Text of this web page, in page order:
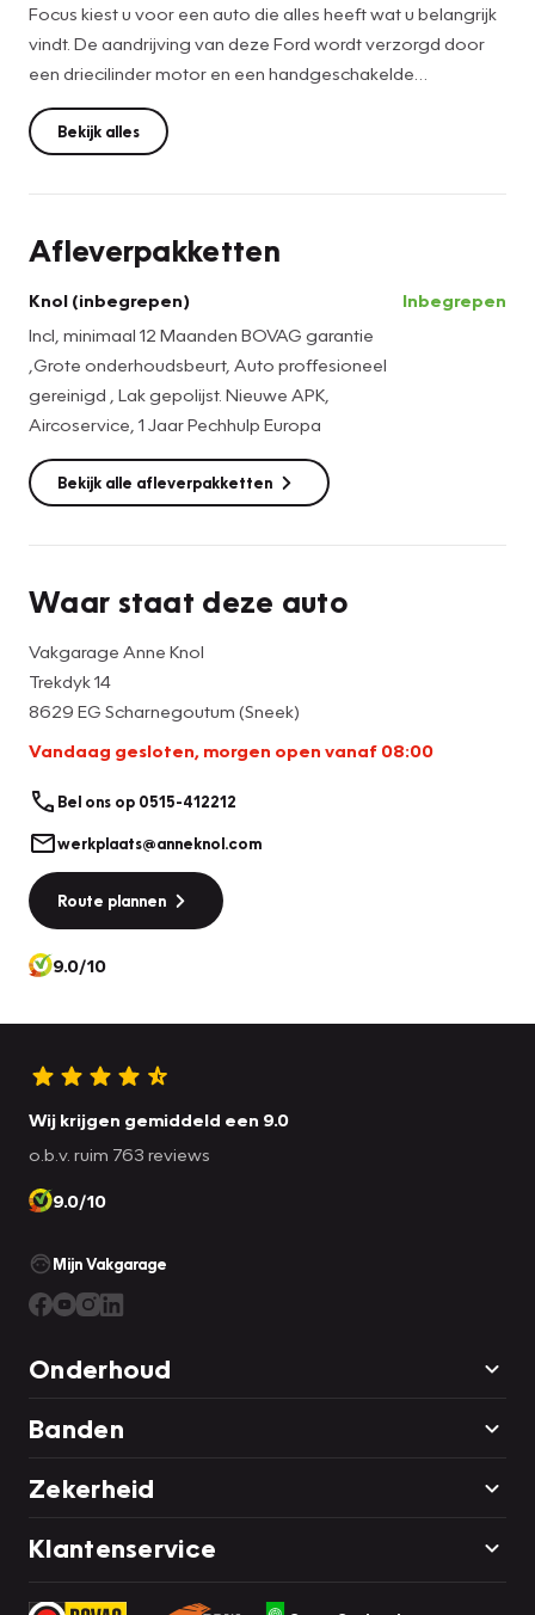
Focus kiest u voor een auto die alles heeft wat u belangrijk
vindt. De aandrijving van deze Ford wordt verzorgd door
een driecilinder motor en een handgeschakelde
vijfversnellingsbak.
Naast de routeinformatie van het navigatiesysteem kunt u
Maar soms ook niet. De parkeersensoren vertellen precies
control. Dus comfortabel en zuinig rijden verzekerd! In deze
auto kiest u zelf uw ideale temperatuur dankzij de
airconditioning. Natuurlijk behoren dashboard met
spraakbediening, lederen stuur, centrale deurvergrendeling
met afstandsbediening, boordcomputer en lederen
versnellingspook ook tot de uitrusting van deze complete
auto.
functie en bandenspanningcontrolesysteem.
Bekijk alles
Afleverpakketten
Knol (inbegrepen)
Incl, minimaal 12 Maanden BOVAG garantie
,Grote onderhoudsbeurt, Auto proffesioneel
gereinigd , Lak gepolijst. Nieuwe APK,
Aircoservice, 1 Jaar Pechhulp Europa
Inbegrepen
Bekijk alle afleverpakketten
Waar staat deze auto
Vakgarage Anne Knol
Trekdyk 14
8629 EG Scharnegoutum (Sneek)
Vandaag gesloten, morgen open vanaf 08:00
Bel ons op 0515-412212
werkplaats@anneknol.com
Route plannen
9.0/10
Wij krijgen gemiddeld een 9.0
o.b.v. ruim 763 reviews
9.0/10
Mijn Vakgarage
Onderhoud
Banden
Zekerheid
Klantenservice